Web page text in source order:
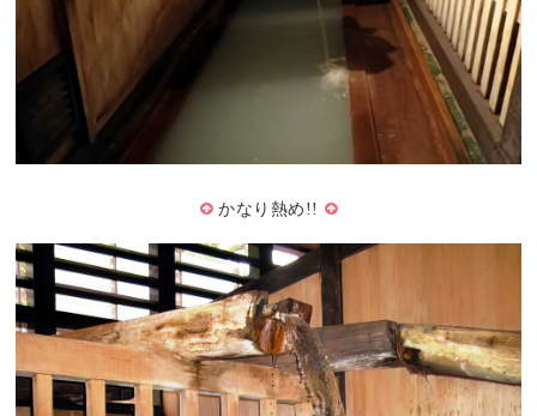
かなり熱め!!